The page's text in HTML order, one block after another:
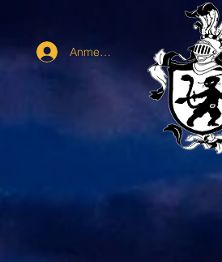
Anmelden